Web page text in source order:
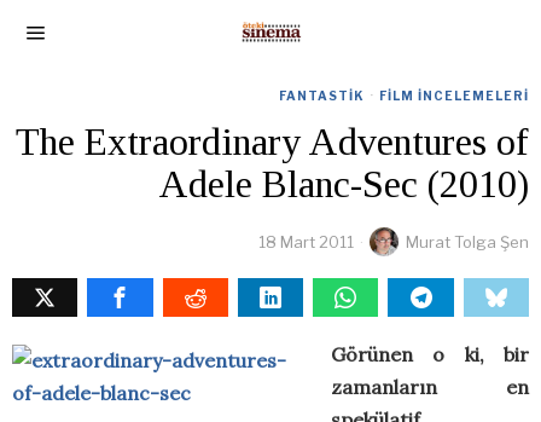
FANTASTIK · FILM İNCELEMELERI
The Extraordinary Adventures of
Adele Blanc-Sec (2010)
18 Mart 2011 Murat Tolga Şen
Görünen o ki, bir
zamanların en